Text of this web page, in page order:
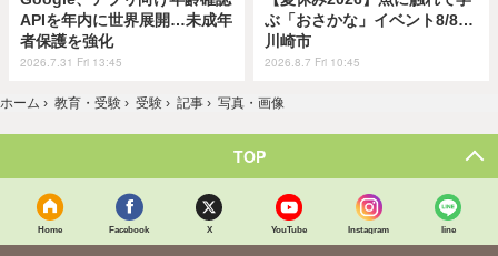
APIを年内に世界展開…未成年
者保護を強化
2026.7.31 Fri 13:45
ぶ「おさかな」イベント8/8…
川崎市
2026.8.7 Fri 10:45
ホーム › 教育・受験 › 受験 › 記事 › 写真・画像
TOP
Home Facebook X YouTube Instagram line